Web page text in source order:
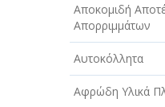
ΞΕΝΟΔΟΧΕΙΑ -
ΟΜΟΡΦΙΑ
ΠΑΡΟΧΗ
Αποκομιδή
Απορριμμάτων
Αυτοκόλλητα
Αφρώδη Υλικά